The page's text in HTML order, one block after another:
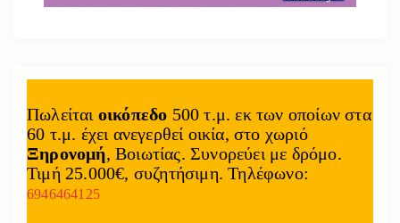
Πωλείται οικόπεδο 500 τ.μ. εκ των οποίων στα
60 τ.μ. έχει ανεγερθεί οικία, στο χωριό
Ξηρονομή, Βοιωτίας. Συνορεύει με δρόμο.
Τιμή 25.000€, συζητήσιμη. Τηλέφωνο:
6946464125